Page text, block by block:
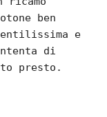
ben
e
di
presto.